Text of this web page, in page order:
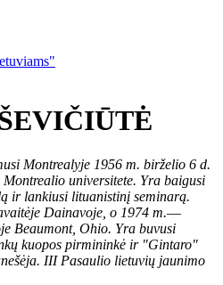
Montrealyje 1956 m. birželio 6 d.
universitete. Yra baigusi
ir lankiusi lituanistinį seminarą.
Dainavoje, o 1974 m.—
Beaumont, Ohio. Yra buvusi
kuopos pirmininkė ir "Gintaro"
III Pasaulio lietuvių jaunimo